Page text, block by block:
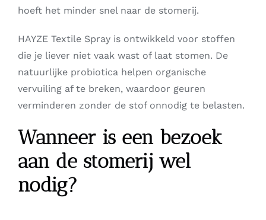
hoeft het minder snel naar de stomerij.
HAYZE Textile Spray is ontwikkeld voor stoffen
die je liever niet vaak wast of laat stomen. De
natuurlijke probiotica helpen organische
vervuiling af te breken, waardoor geuren
verminderen zonder de stof onnodig te belasten.
Wanneer is een bezoek
aan de stomerij wel
nodig?